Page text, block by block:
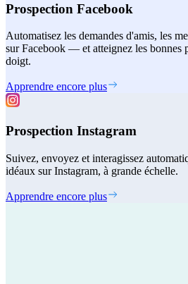
Prospection Facebook
Automatisez les demandes d'amis, les
sur Facebook — et atteignez les bonnes
doigt.
Apprendre encore plus
Prospection Instagram
Suivez, envoyez et interagissez
idéaux sur Instagram, à grande échelle.
Apprendre encore plus